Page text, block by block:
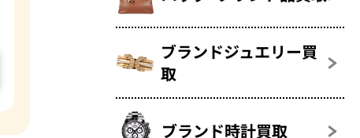
ブランドジュエリー買
取
ブランド時計買取